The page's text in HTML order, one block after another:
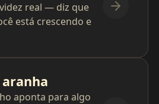
real — diz que
está crescendo e
aponta para algo